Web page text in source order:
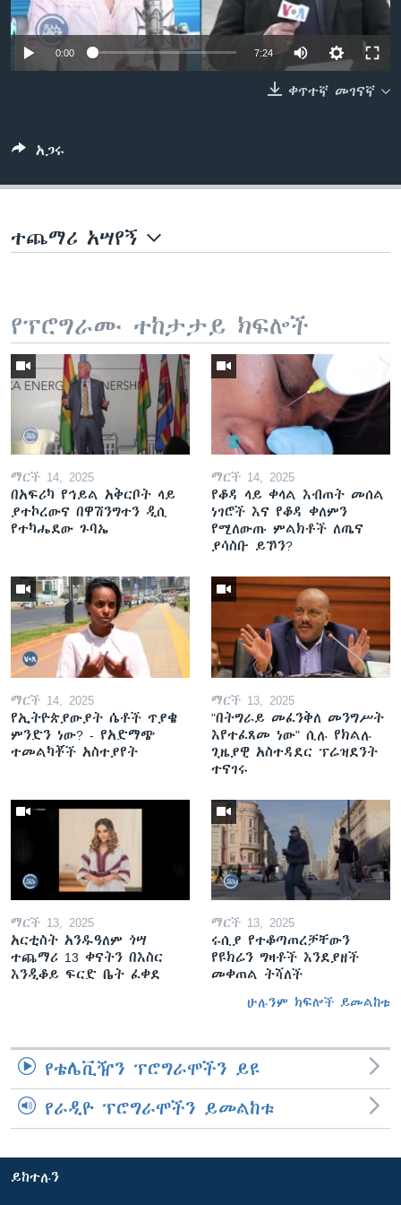
ቋንቋዎች
0:00 7:24
ቀጥተኛ መገናኛ
አጋሩ
ተጨማሪ አሣየኝ
የፕሮግራሙ ተከታታይ ክፍሎች
ማርች 14, 2025
በአፍሪካ የኅይል አቅርቦት ላይ
ያተኮረውና በዋሽንግተን ዲሲ
የተካሔደው ጉባኤ
ማርች 14, 2025
የቆዳ ላይ ቀላል እብጠት መሰል
ነገሮች እና የቆዳ ቀለምን
የሚለውጡ ምልክቶች ለጤና
ያሳስቡ ይኾን?
ማርች 14, 2025
የኢትዮጵያውያት ሴቶች ጥያቄ
ምንድን ነው? - የአድማጭ
ተመልካቾች አስተያየት
ማርች 13, 2025
"በትግራይ መፈንቅለ መንግሥት
እየተፈጸመ ነው" ሲሉ የክልሉ
ጊዜያዊ አስተዳደር ፕሬዝደንት
ተናገሩ
ማርች 13, 2025
አርቲስት አንዱዓለም ጎሣ
ተጨማሪ 13 ቀናትን በእስር
እንዲቆይ ፍርድ ቤት ፈቀደ
ማርች 13, 2025
ሩሲያ የተቆጣጠረቻቸውን
የዩክሬን ግዛቶች እንደያዘች
መቀጠል ትሻለች
ሁሉንም ክፍሎች ይመልከቱ
የቴሌቪዥን ፕሮግራሞችን ይዩ
የራዲዮ ፕሮግራሞችን ይመልከቱ
ይከተሉን